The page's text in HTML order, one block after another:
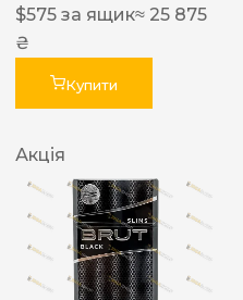
$575 за ящик≈ 25 875
₴
Купити
Акція